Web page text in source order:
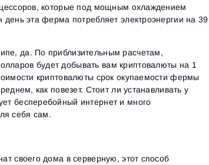
которые под мощным охлаждением
эта ферма потребляет электроэнергии на 39
да. По приблизительным расчетам,
будет добывать вам криптовалюты на 1
криптовалюты срок окупаемости фермы
как повезет. Стоит ли устанавливать у
бесперебойный интернет и много
себя сам.
своего дома в серверную, этот способ